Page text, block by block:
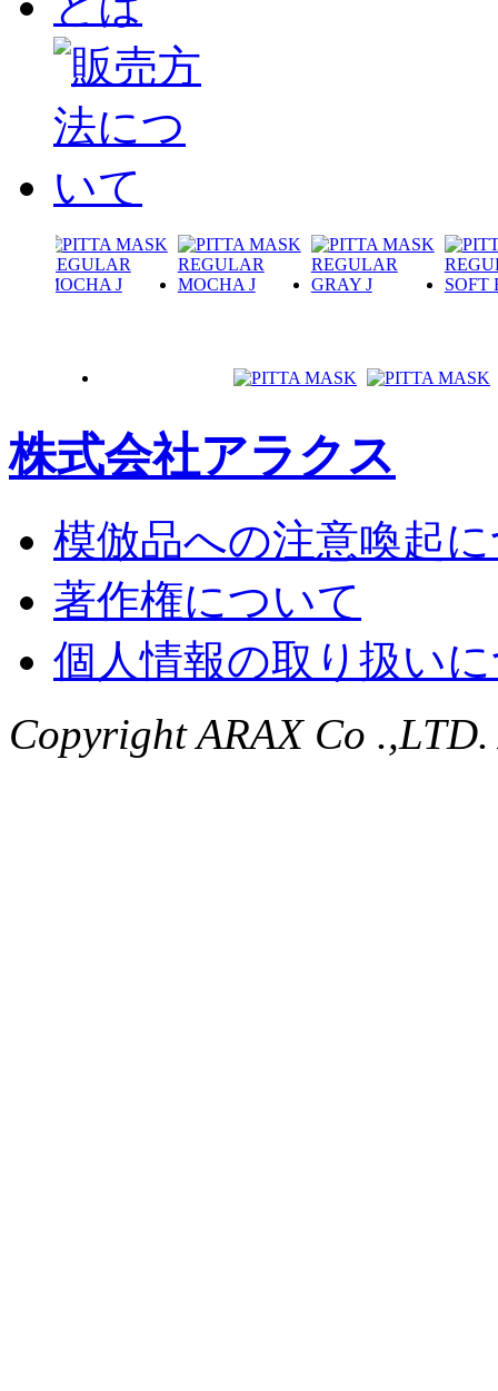
株式会社アラクス
模倣品への注意喚起
著作権について
個人情報の取り扱い
Copyright ARAX Co